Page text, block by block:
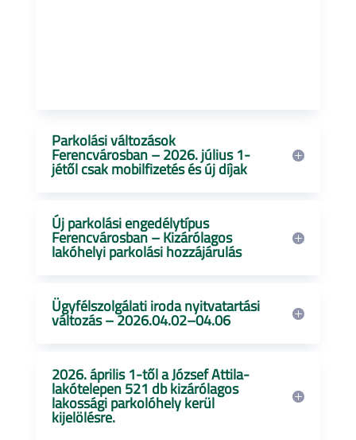
Parkolási változások
Ferencvárosban – 2026. július 1-
jétől csak mobilfizetés és új díjak
Új parkolási engedélytípus
Ferencvárosban – Kizárólagos
lakóhelyi parkolási hozzájárulás
Ügyfélszolgálati iroda nyitvatartási
változás – 2026.04.02–04.06
2026. április 1-től a József Attila-
lakótelepen 521 db kizárólagos
lakossági parkolóhely kerül
kijelölésre.